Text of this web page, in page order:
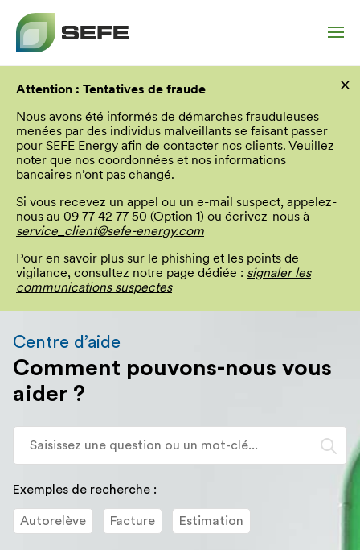
principal
Attention : Tentatives de fraude
Nous avons été informés de démarches frauduleuses
menées par des individus malveillants se faisant passer
pour SEFE Energy afin de contacter nos clients. Veuillez
noter que nos coordonnées et nos informations
bancaires n’ont pas changé.
Si vous recevez un appel ou un e-mail suspect, appelez-
nous au 09 77 42 77 50 (Option 1) ou écrivez-nous à
service_client@sefe-energy.com
Pour en savoir plus sur le phishing et les points de
vigilance, consultez notre page dédiée : signaler les
communications suspectes
×
allez
redirigé
vers
description
détaillée
de
question.
Centre d’aide
Comment pouvons-nous vous
aider ?
Exemples de recherche :
Autorelève Facture Estimation